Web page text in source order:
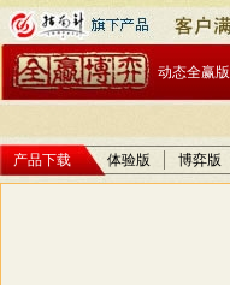
动态全赢版
产品下载 体验版 博弈版